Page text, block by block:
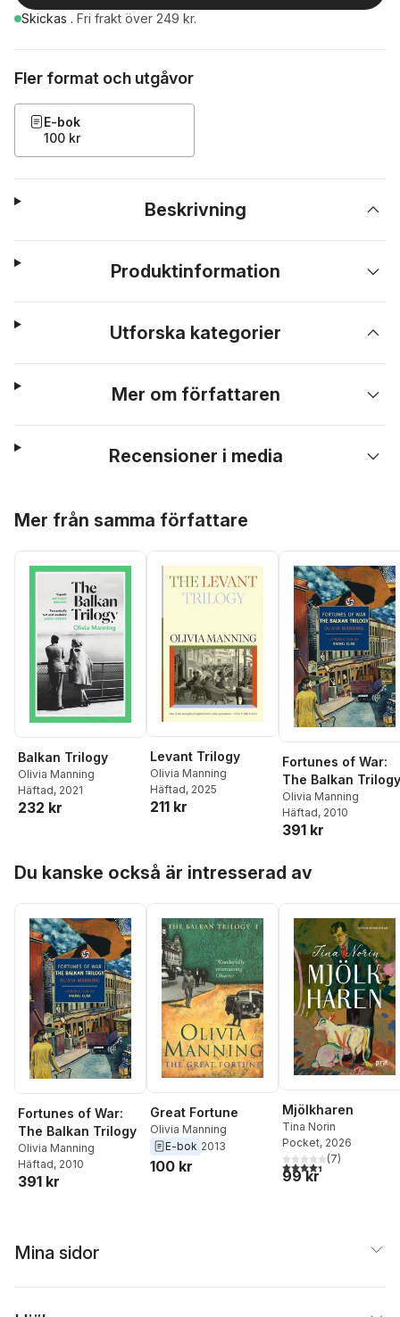
Skickas . Fri frakt över 249 kr.
Fler format och utgåvor
E-bok
100 kr
Beskrivning
Produktinformation
Utforska kategorier
Mer om författaren
Recensioner i media
Mer från samma författare
Balkan Trilogy
Olivia Manning
Häftad, 2021
232 kr
Levant Trilogy
Olivia Manning
Häftad, 2025
211 kr
Fortunes of War:
The Balkan Trilogy
Olivia Manning
Häftad, 2010
391 kr
Du kanske också är intresserad av
Fortunes of War:
The Balkan Trilogy
Olivia Manning
Häftad, 2010
391 kr
Great Fortune
Olivia Manning
E-bok 2013
100 kr
Mjölkharen
Tina Norin
Pocket, 2026
4,4utav 5 stjärnor.
(7)
99 kr
Mina sidor